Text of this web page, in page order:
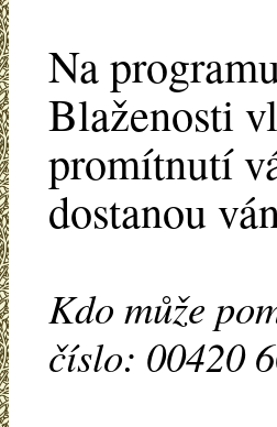
Na
Blaženosti
promítnutí
dostanou
Kdo může
číslo: 00420